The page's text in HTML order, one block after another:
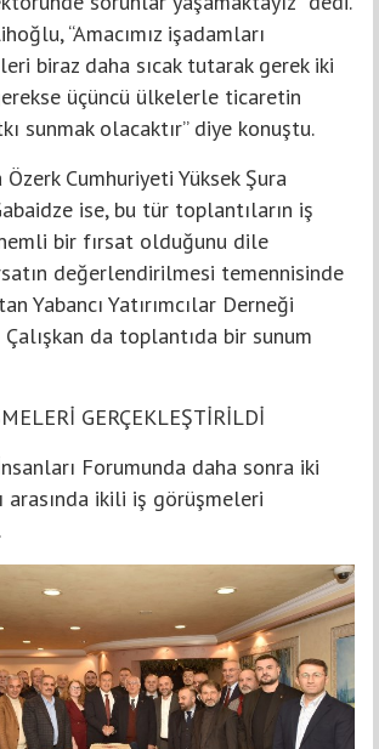
“Amacımız işadamları
biraz daha sıcak tutarak gerek iki
üçüncü ülkelerle ticaretin
sunmak olacaktır” diye konuştu.
Cumhuriyeti Yüksek Şura
ise, bu tür toplantıların iş
bir fırsat olduğunu dile
değerlendirilmesi temennisinde
Yabancı Yatırımcılar Derneği
Çalışkan da toplantıda bir sunum
GERÇEKLEŞTİRİLDİ
Forumunda daha sonra iki
arasında ikili iş görüşmeleri